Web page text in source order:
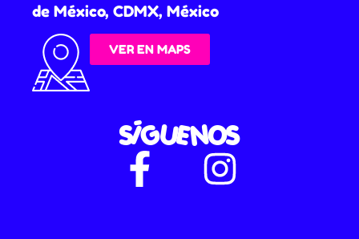
de México, CDMX, México
VER EN MAPS
SÍGUENOS